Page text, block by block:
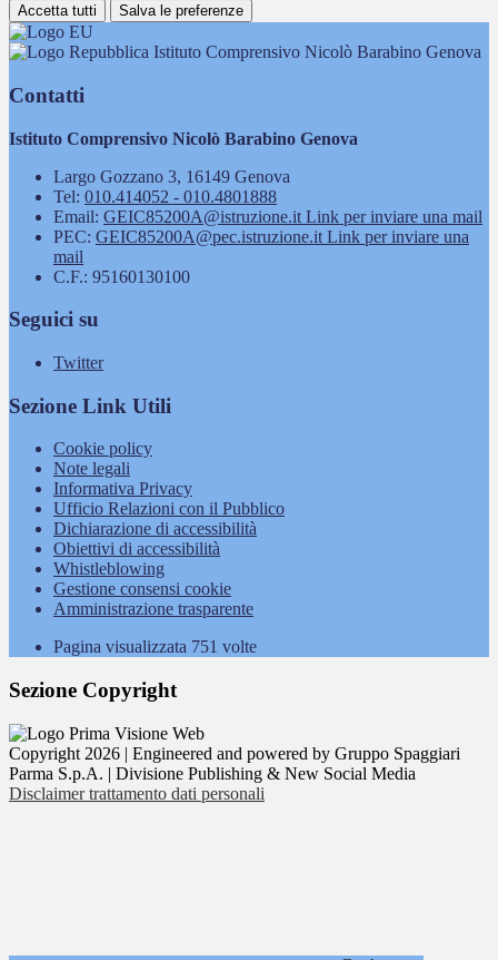
Accetta tutti Salva le preferenze
Istituto Comprensivo Nicolò Barabino Genova
Contatti
Istituto Comprensivo Nicolò Barabino Genova
Largo Gozzano 3, 16149 Genova
Tel: 010.414052 - 010.4801888
Email: GEIC85200A@istruzione.it Link per inviare una mail
PEC: GEIC85200A@pec.istruzione.it Link per inviare una
mail
C.F.: 95160130100
Seguici su
Twitter
Sezione Link Utili
Cookie policy
Note legali
Informativa Privacy
Ufficio Relazioni con il Pubblico
Dichiarazione di accessibilità
Obiettivi di accessibilità
Whistleblowing
Gestione consensi cookie
Amministrazione trasparente
Pagina visualizzata 751 volte
Sezione Copyright
Copyright 2026 | Engineered and powered by Gruppo Spaggiari
Parma S.p.A. | Divisione Publishing & New Social Media
Disclaimer trattamento dati personali